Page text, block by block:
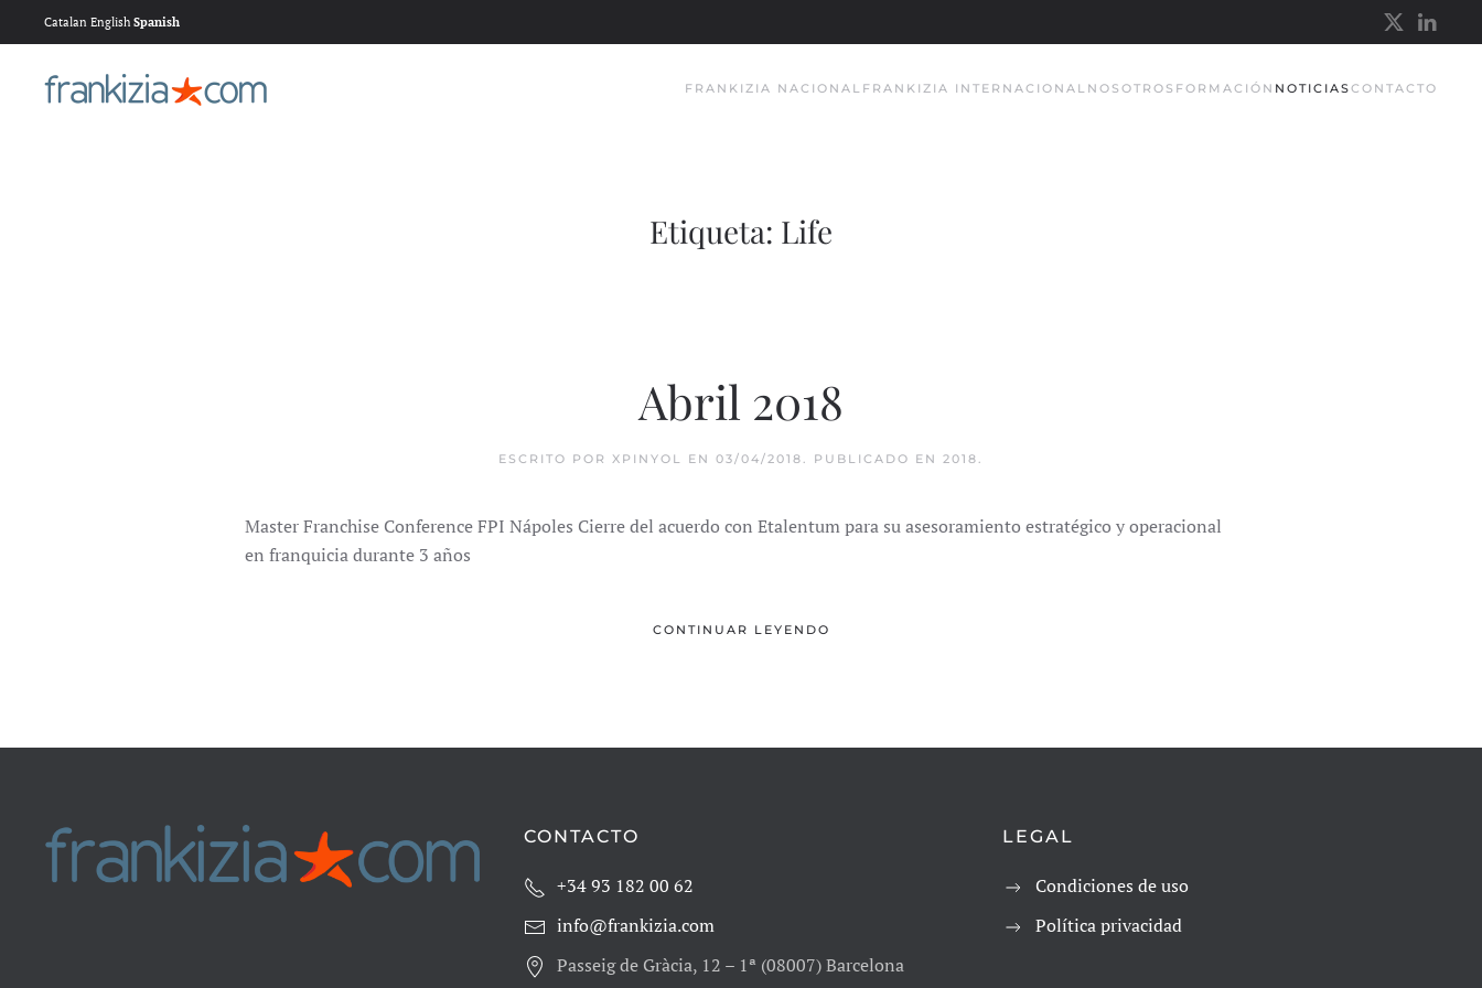
Ir al contenido principal
Catalan English Spanish
FRANKIZIA NACIONAL FRANKIZIA INTERNACIONAL NOSOTROS FORMACIÓN NOTICIASCONTACTO
Etiqueta: Life
Abril 2018
ESCRITO POR XPINYOL EN 03/04/2018. PUBLICADO EN 2018.
Master Franchise Conference FPI Nápoles Cierre del acuerdo con Etalentum para su asesoramiento estratégico y operacional
en franquicia durante 3 años
CONTINUAR LEYENDO
CONTACTO
+34 93 182 00 62
info@frankizia.com
Passeig de Gràcia, 12 – 1ª (08007) Barcelona
LEGAL
Condiciones de uso
Política privacidad